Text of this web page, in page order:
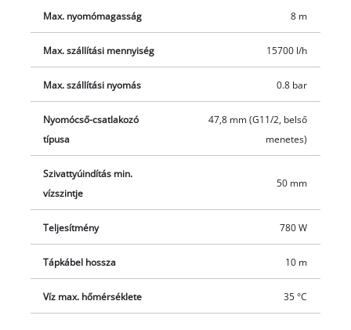
alatt rendben és gond nélkül elpakolható.
Max. nyomómagasság 8 m
Max. szállítási mennyiség 15700 l/h
Max. szállítási nyomás 0.8 bar
Nyomócső-csatlakozó
típusa
47,8 mm (G11/2, belső
menetes)
Szivattyúindítás min.
vízszintje
50 mm
Teljesítmény 780 W
Tápkábel hossza 10 m
Víz max. hőmérséklete 35 °C